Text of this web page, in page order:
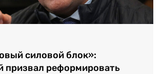
силовой блок»:
призвал реформировать